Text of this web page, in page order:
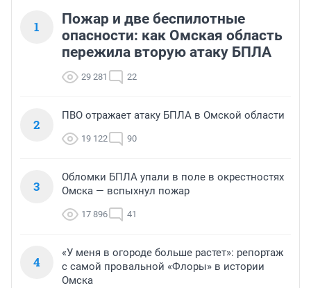
1
Пожар и две беспилотные
опасности: как Омская область
пережила вторую атаку БПЛА
29 281 22
2
ПВО отражает атаку БПЛА в Омской области
19 122 90
3
Обломки БПЛА упали в поле в окрестностях
Омска — вспыхнул пожар
17 896 41
4
«У меня в огороде больше растет»: репортаж
с самой провальной «Флоры» в истории
Омска